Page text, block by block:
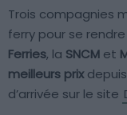
Trois compagnies
ferry pour se
Ferries, la SNCM et
meilleurs prix
d’arrivée sur le site